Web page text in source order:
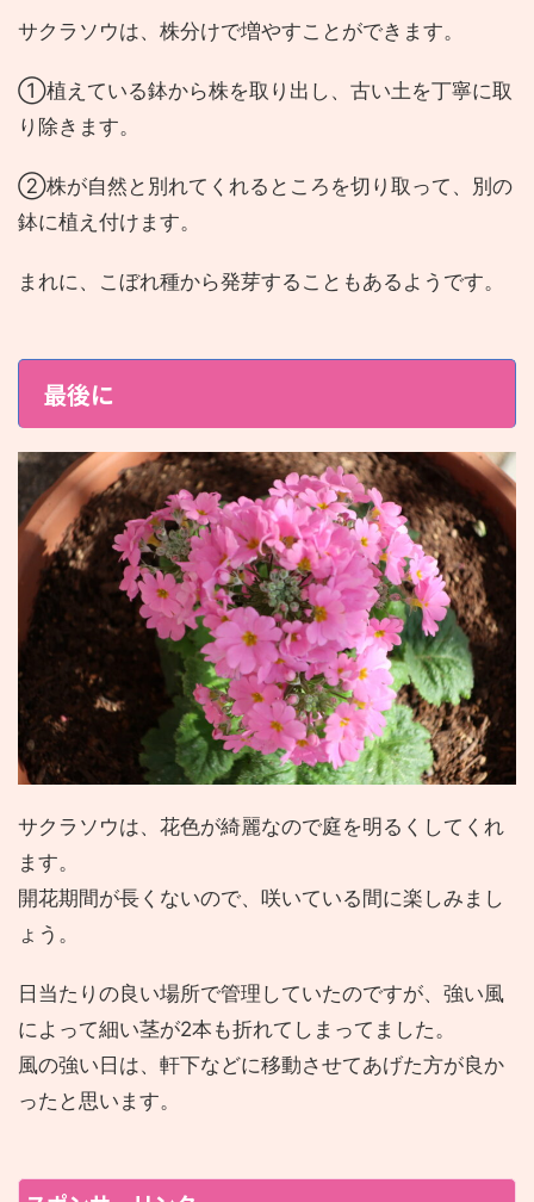
サクラソウは、株分けで増やすことができます。
①植えている鉢から株を取り出し、古い土を丁寧に取
り除きます。
②株が自然と別れてくれるところを切り取って、別の
鉢に植え付けます。
まれに、こぼれ種から発芽することもあるようです。
最後に
サクラソウは、花色が綺麗なので庭を明るくしてくれ
ます。
開花期間が長くないので、咲いている間に楽しみまし
ょう。
日当たりの良い場所で管理していたのですが、強い風
によって細い茎が2本も折れてしまってました。
風の強い日は、軒下などに移動させてあげた方が良か
ったと思います。